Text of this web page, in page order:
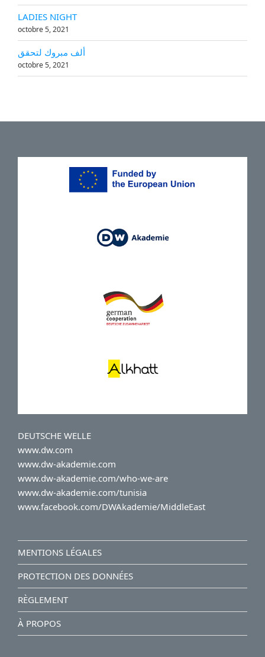
LADIES NIGHT
octobre 5, 2021
ألف مبروك لتحقق
octobre 5, 2021
DEUTSCHE WELLE
www.dw.com
www.dw-akademie.com
www.dw-akademie.com/who-we-are
www.dw-akademie.com/tunisia
www.facebook.com/DWAkademie/MiddleEast
MENTIONS LÉGALES
PROTECTION DES DONNÉES
RÈGLEMENT
À PROPOS